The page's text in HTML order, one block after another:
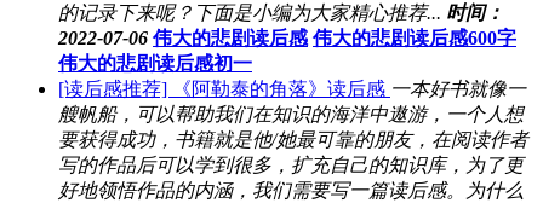
的记录下来呢？下面是小编为大家精心推荐... 时间：
2022-07-06 伟大的悲剧读后感 伟大的悲剧读后感600字
伟大的悲剧读后感初一
[读后感推荐] 《阿勒泰的角落》读后感 一本好书就像一
艘帆船，可以帮助我们在知识的海洋中遨游，一个人想
要获得成功，书籍就是他/她最可靠的朋友，在阅读作者
写的作品后可以学到很多，扩充自己的知识库，为了更
好地领悟作品的内涵，我们需要写一篇读后感。为什么